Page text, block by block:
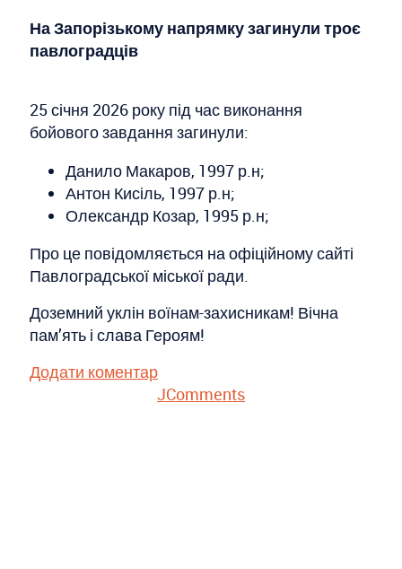
На Запорізькому напрямку загинули троє
павлоградців
25 січня 2026 року під час виконання
бойового завдання загинули:
Данило Макаров, 1997 р.н;
Антон Кисіль, 1997 р.н;
Олександр Козар, 1995 р.н;
Про це повідомляється на офіційному сайті
Павлоградської міської ради.
Доземний уклін воїнам-захисникам! Вічна
пам’ять і слава Героям!
Додати коментар
JComments